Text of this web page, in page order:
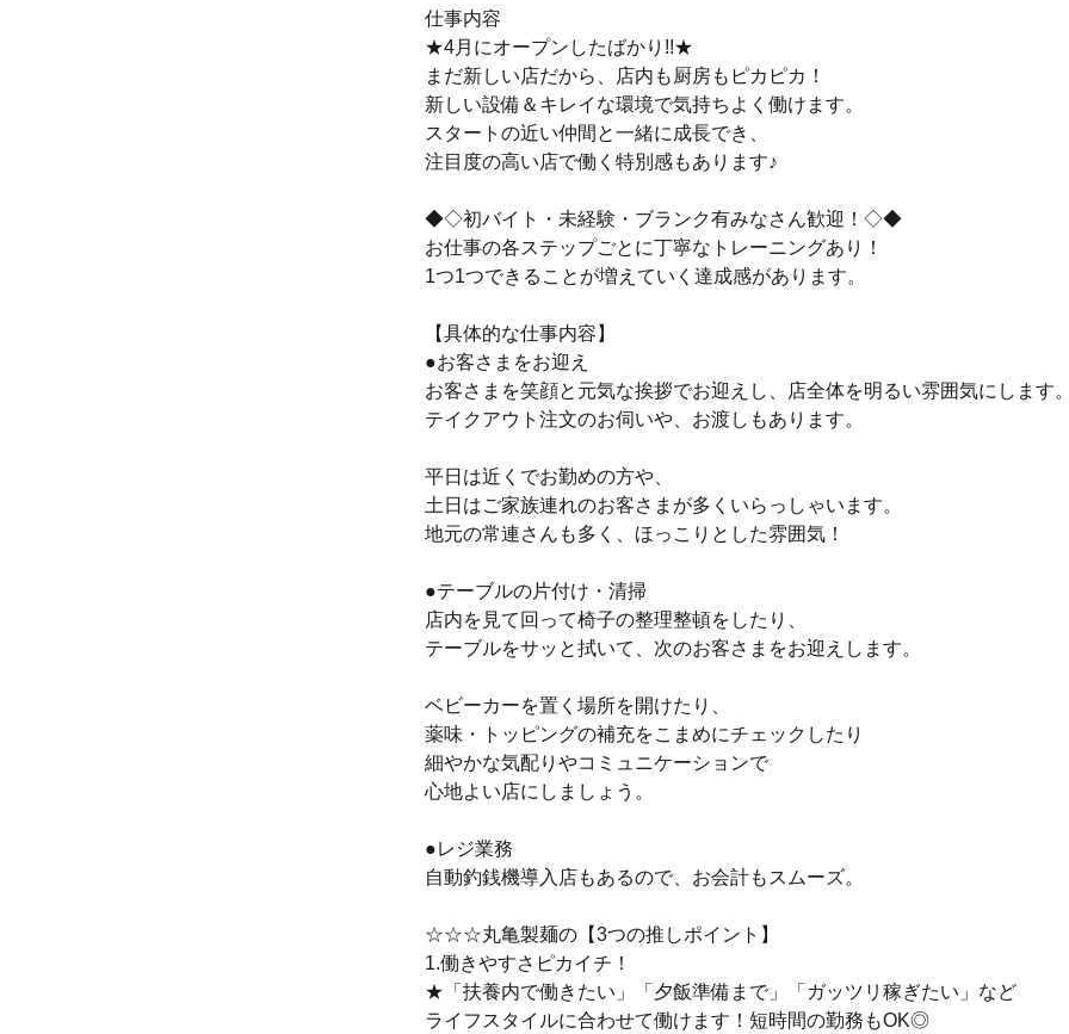
仕事内容
★4月にオープンしたばかり!!★
まだ新しい店だから、店内も厨房もピカピカ！
新しい設備＆キレイな環境で気持ちよく働けます。
スタートの近い仲間と一緒に成長でき、
注目度の高い店で働く特別感もあります♪
◆◇初バイト・未経験・ブランク有みなさん歓迎！◇◆
お仕事の各ステップごとに丁寧なトレーニングあり！
1つ1つできることが増えていく達成感があります。
【具体的な仕事内容】
●お客さまをお迎え
お客さまを笑顔と元気な挨拶でお迎えし、店全体を明るい雰囲気にします。
テイクアウト注文のお伺いや、お渡しもあります。
平日は近くでお勤めの方や、
土日はご家族連れのお客さまが多くいらっしゃいます。
地元の常連さんも多く、ほっこりとした雰囲気！
●テーブルの片付け・清掃
店内を見て回って椅子の整理整頓をしたり、
テーブルをサッと拭いて、次のお客さまをお迎えします。
ベビーカーを置く場所を開けたり、
薬味・トッピングの補充をこまめにチェックしたり
細やかな気配りやコミュニケーションで
心地よい店にしましょう。
●レジ業務
自動釣銭機導入店もあるので、お会計もスムーズ。
☆☆☆丸亀製麺の【3つの推しポイント】
1.働きやすさピカイチ！
★「扶養内で働きたい」「夕飯準備まで」「ガッツリ稼ぎたい」など
ライフスタイルに合わせて働けます！短時間の勤務もOK◎